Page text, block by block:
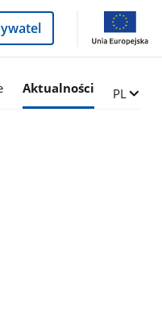
Aktualności Zmień
PL